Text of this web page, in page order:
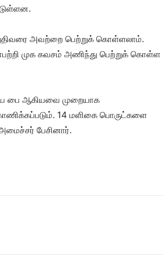
அவற்றை பெற்றுக் கொள்ளலாம்.
முக கவசம் அணிந்து பெற்றுக் கொள்ள
பை ஆகியவை முறையாக
14 மளிகை பொருட்களை
பேசினார்.